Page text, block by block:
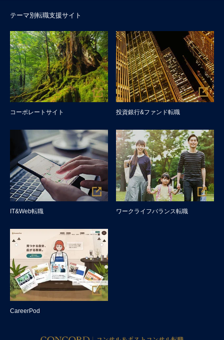
テーマ別転職支援サイト
コーポレートサイト 投資銀行&ファンド転職
IT&Web転職 ワークライフバランス転職
CareerPod